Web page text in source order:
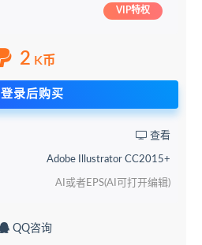
VIP特权
2 K币
登录后购买
查看
Adobe Illustrator CC2015+
AI或者EPS(AI可打开编辑)
QQ咨询